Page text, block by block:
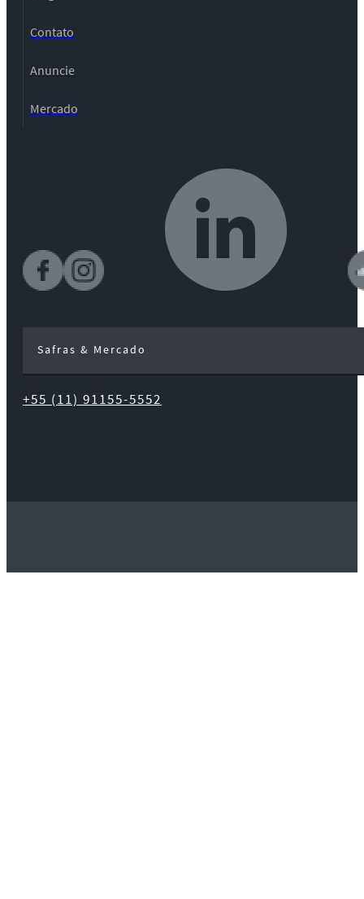
Contato
Anuncie
Mercado
Safras & Mercado
+55 (11) 91155-5552